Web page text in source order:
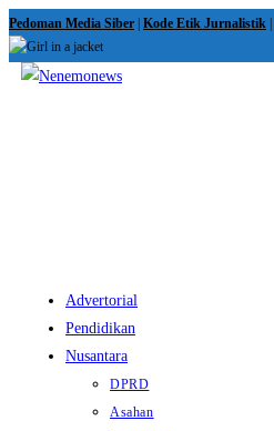
Skip
to
content
Pedoman Media Siber Kode Etik Jurnalistik
Advertorial
Pendidikan
Nusantara
DPRD
Asahan